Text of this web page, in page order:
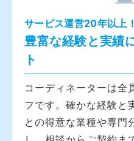
サービス運営20年以上！
豊富な経験と実績
ト
コーディネーターは全
フです。確かな経験と
との得意な業種や専門